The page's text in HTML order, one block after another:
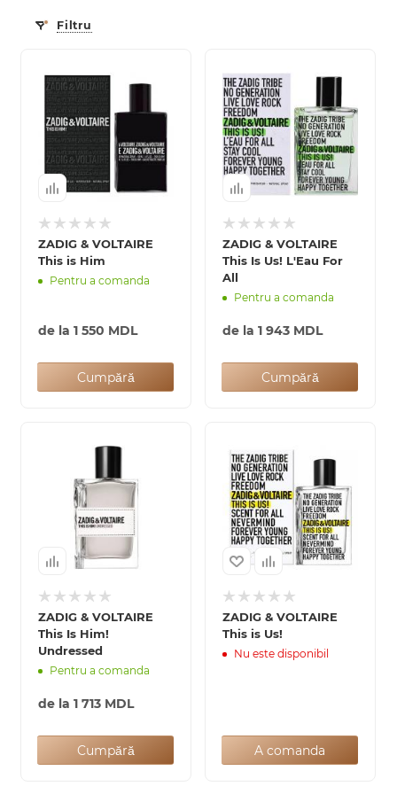
Filtru
ZADIG & VOLTAIRE
This is Him
Pentru a comanda
de la 1 550 MDL
Cumpără
ZADIG & VOLTAIRE
This Is Us! L'Eau For
All
Pentru a comanda
de la 1 943 MDL
Cumpără
ZADIG & VOLTAIRE
This Is Him!
Undressed
Pentru a comanda
de la 1 713 MDL
Cumpără
ZADIG & VOLTAIRE
This is Us!
Nu este disponibil
A comanda